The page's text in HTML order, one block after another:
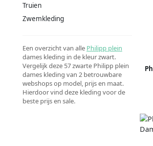
Truien
Zwemkleding
Een overzicht van alle Philipp plein
dames kleding in de kleur zwart.
Vergelijk deze 57 zwarte Philipp plein
dames kleding van 2 betrouwbare
webshops op model, prijs en maat.
Hierdoor vind deze kleding voor de
beste prijs en sale.